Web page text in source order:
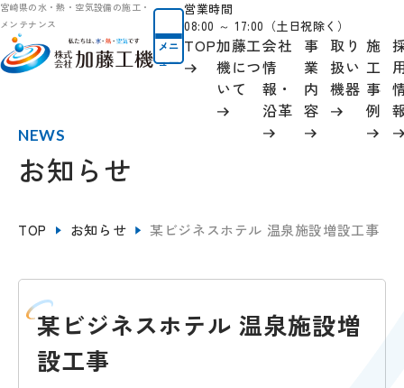
宮崎県の水・熱・空気設備の施工・
メンテナンス
メニ
ュー
営業時間
08:00 ～ 17:00（土日祝除く）
TOP加藤工
機につ
いて
会社
情
報 ・
沿革
事
業
内
容
取り
扱い
機器
施
工
事
例
NEWS
お知らせ
TOP お知らせ 某ビジネスホテル 温泉施設増設工事
某ビジネスホテル 温泉施設増
設工事